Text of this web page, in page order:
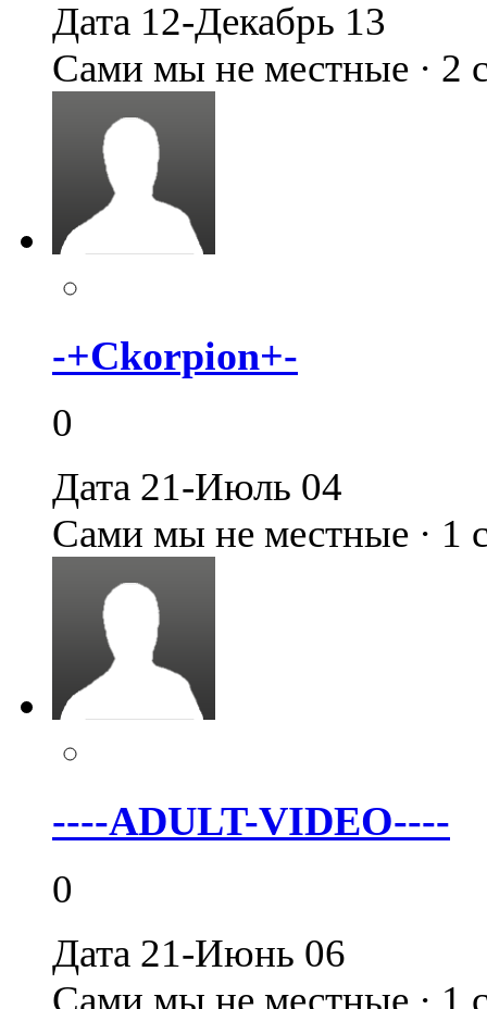
Дата 12-Декабрь 13
Сами мы не местные · 2
-+Ckorpion+-
0
Дата 21-Июль 04
Сами мы не местные · 1
----ADULT-VIDEO----
0
Дата 21-Июнь 06
Сами мы не местные · 1